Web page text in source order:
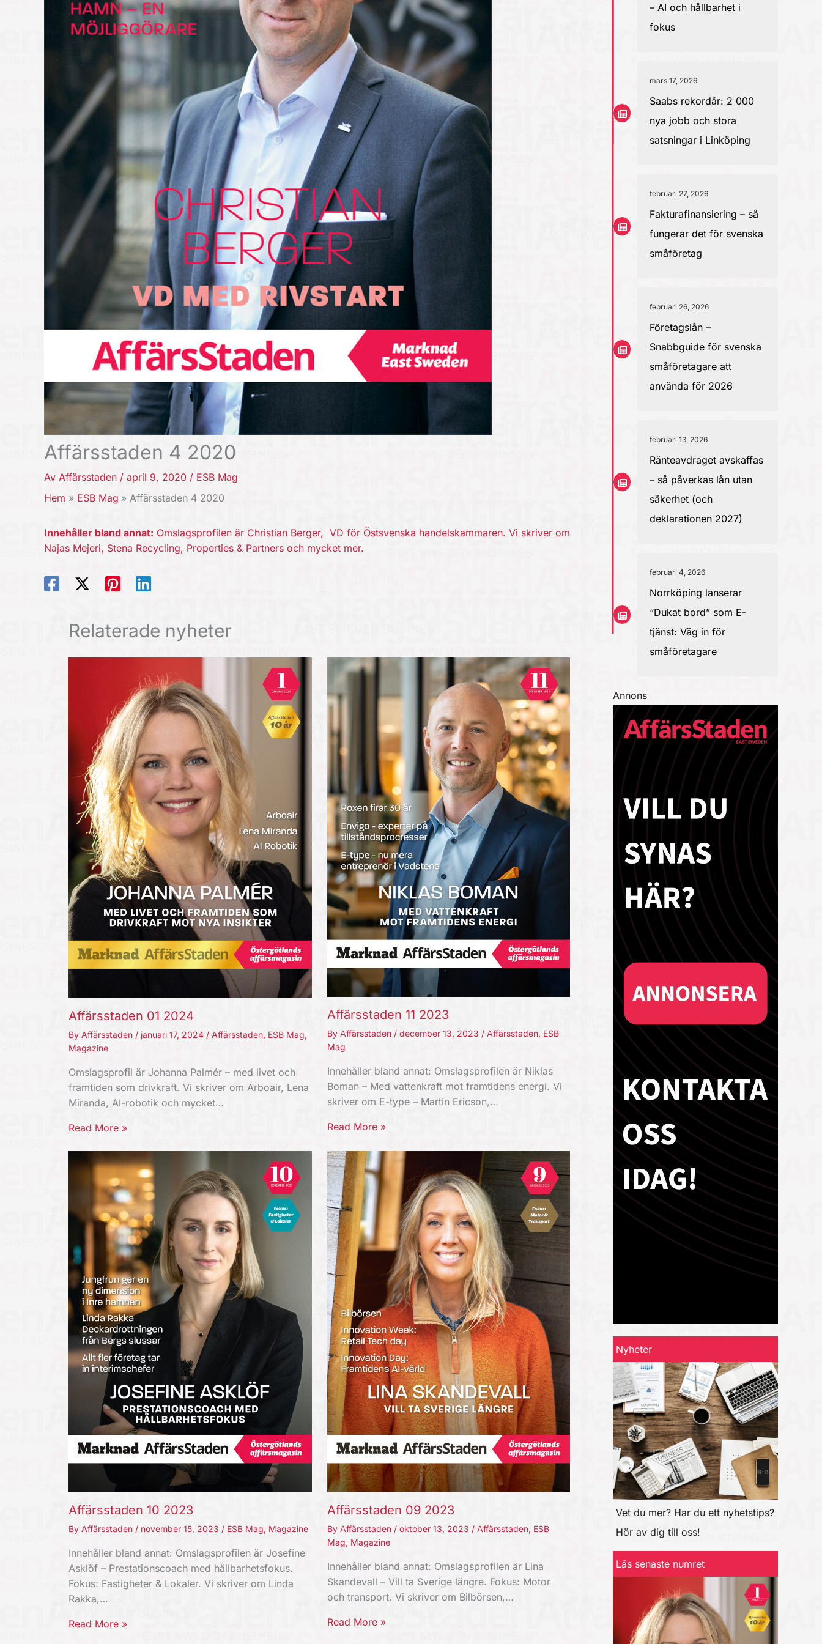
Affärsstaden 4 2020
Av Affärsstaden / april 9, 2020 / ESB Mag
Hem
ESB Mag Affärsstaden 4 2020
Innehåller bland annat: Omslagsprofilen är Christian Berger, VD för Östsvenska handelskammaren. Vi skriver om
Najas Mejeri, Stena Recycling, Properties & Partners och mycket mer.
Relaterade nyheter
Affärsstaden 01 2024
By Affärsstaden / januari 17, 2024 / Affärsstaden, ESB Mag,
Magazine
Omslagsprofil är Johanna Palmér – med livet och
framtiden som drivkraft. Vi skriver om Arboair, Lena
Miranda, AI-robotik och mycket…
Read More »
Affärsstaden 11 2023
By Affärsstaden / december 13, 2023 / Affärsstaden, ESB
Mag
Innehåller bland annat: Omslagsprofilen är Niklas
Boman – Med vattenkraft mot framtidens energi. Vi
skriver om E-type – Martin Ericson,…
Read More »
Affärsstaden 10 2023
By Affärsstaden / november 15, 2023 / ESB Mag, Magazine
Innehåller bland annat: Omslagsprofilen är Josefine
Asklöf – Prestationscoach med hållbarhetsfokus.
Fokus: Fastigheter & Lokaler. Vi skriver om Linda
Rakka,…
Read More »
Affärsstaden 09 2023
By Affärsstaden / oktober 13, 2023 / Affärsstaden, ESB
Mag, Magazine
Innehåller bland annat: Omslagsprofilen är Lina
Skandevall – Vill ta Sverige längre. Fokus: Motor
och transport. Vi skriver om Bilbörsen,…
Read More »
– AI och hållbarhet i
fokus
mars 17, 2026
Saabs rekordår: 2 000
nya jobb och stora
satsningar i Linköping
februari 27, 2026
Fakturafinansiering – så
fungerar det för svenska
småföretag
februari 26, 2026
Företagslån –
Snabbguide för svenska
småföretagare att
använda för 2026
februari 13, 2026
Ränteavdraget avskaffas
– så påverkas lån utan
säkerhet (och
deklarationen 2027)
februari 4, 2026
Norrköping lanserar
“Dukat bord” som E-
tjänst: Väg in för
småföretagare
Annons
Nyheter
Vet du mer? Har du ett nyhetstips?
Hör av dig till oss!
Läs senaste numret